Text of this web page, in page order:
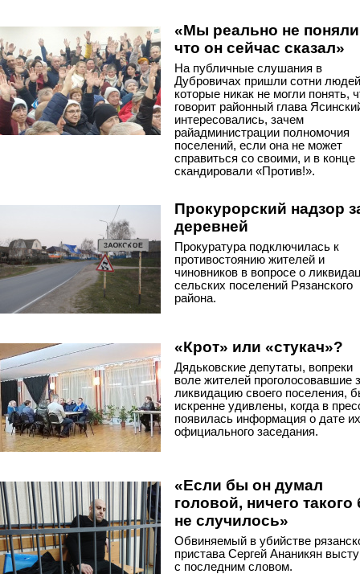
«Мы реально не
что он сейчас сказал»
На публичные слушания в
Дубровичах пришли сотни
которые никак не могли понять,
говорит районный глава
интересовались, зачем
райадминистрации полномочия
поселений, если она не может
справиться со своими, и в конце
скандировали «Против!».
Прокурорский надзор
деревней
Прокуратура подключилась к
противостоянию жителей и
чиновников в вопросе о
сельских поселений Рязанского
района.
«Крот» или «стукач»?
Дядьковские депутаты, вопреки
воле жителей проголосовавшие
ликвидацию своего поселения,
искренне удивлены, когда в
появилась информация о дате их
официального заседания.
«Если бы он думал
головой, ничего
не случилось»
Обвиняемый в убийстве
пристава Сергей Ананикян
с последним словом.